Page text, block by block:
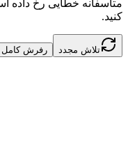
متأسفانه خطایی رخ داده
کنید.
تلاش مجدد رفرش